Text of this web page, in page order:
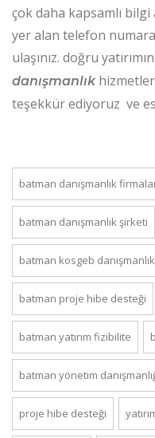
çok daha kapsamlı
yer alan telefon
ulaşınız. doğru
danışmanlık
teşekkür ediyoruz ve
batman danışmanlık
batman danışmanlık şirketi
batman kosgeb danışmanlık
batman proje hibe desteği
batman yatırım fizibilite
batman yönetim
proje hibe desteği